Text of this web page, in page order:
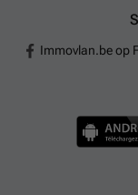
Immovlan.be op